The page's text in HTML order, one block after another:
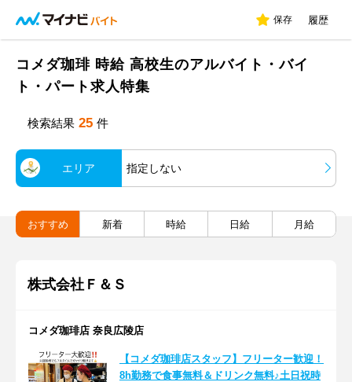
保存 履歴
コメダ珈琲 時給 高校生のアルバイト・バイ
ト・パート求人特集
検索結果 25 件
エリア 指定しない
おすすめ 新着 時給 日給 月給
株式会社Ｆ＆Ｓ
コメダ珈琲店 奈良広陵店
【コメダ珈琲店スタッフ】フリーター歓迎！
8h勤務で食事無料＆ドリンク無料♪土日祝時